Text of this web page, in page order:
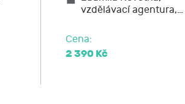
vzdělávací agentura,…
Cena:
2 390 Kč